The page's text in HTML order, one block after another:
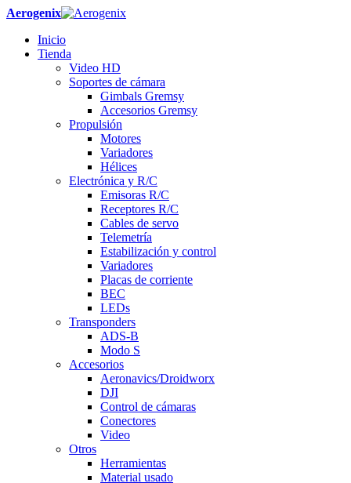
Aerogenix
Inicio
Tienda
Video HD
Soportes de cámara
Gimbals Gremsy
Accesorios Gremsy
Propulsión
Motores
Variadores
Hélices
Electrónica y R/C
Emisoras R/C
Receptores R/C
Cables de servo
Telemetría
Estabilización y control
Variadores
Placas de corriente
BEC
LEDs
Transponders
ADS-B
Modo S
Accesorios
Aeronavics/Droidworx
DJI
Control de cámaras
Conectores
Video
Otros
Herramientas
Material usado